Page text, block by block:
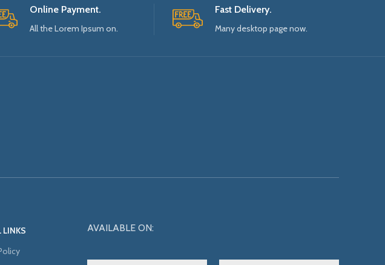
Online Payment.
All the Lorem Ipsum on.
Fast Delivery.
Many desktop page now.
LINKS
AVAILABLE ON: